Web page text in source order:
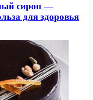
сироп —
для здоровья